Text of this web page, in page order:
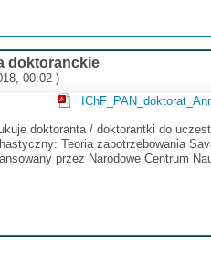
doktoranckie
00:02 )
doktoranta / doktorantki do
Teoria zapotrzebowania
przez Narodowe Centrum